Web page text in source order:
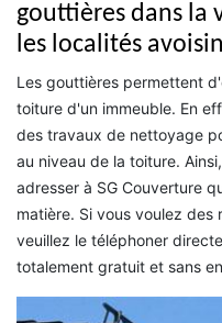
gouttières dans la
les localités
Les gouttières permettent
toiture d'un immeuble. En
des travaux de nettoyage
au niveau de la toiture.
adresser à SG Couverture
matière. Si vous voulez des
veuillez le téléphoner
totalement gratuit et sans